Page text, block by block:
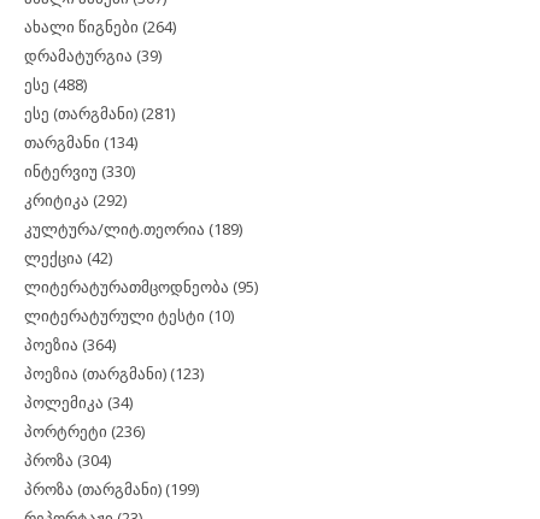
ახალი წიგნები (264)
დრამატურგია (39)
ესე (488)
ესე (თარგმანი) (281)
თარგმანი (134)
ინტერვიუ (330)
კრიტიკა (292)
კულტურა/ლიტ.თეორია (189)
ლექცია (42)
ლიტერატურათმცოდნეობა (95)
ლიტერატურული ტესტი (10)
პოეზია (364)
პოეზია (თარგმანი) (123)
პოლემიკა (34)
პორტრეტი (236)
პროზა (304)
პროზა (თარგმანი) (199)